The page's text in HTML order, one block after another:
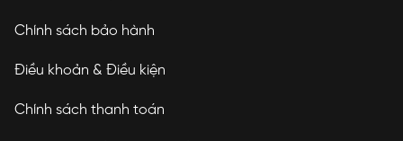
Chính sách bảo hành
Điều khoản & Điều kiện
Chính sách thanh toán